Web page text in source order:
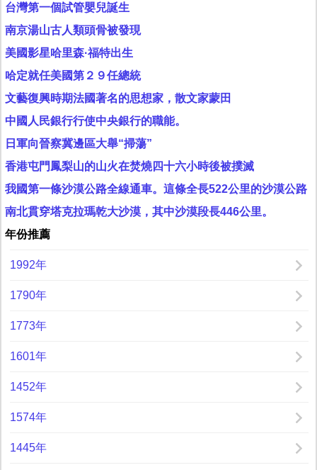
台灣第一個試管嬰兒誕生
南京湯山古人類頭骨被發現
美國影星哈里森·福特出生
哈定就任美國第２９任總統
文藝復興時期法國著名的思想家，散文家蒙田
中國人民銀行行使中央銀行的職能。
日軍向晉察冀邊區大舉“掃蕩”
香港屯門鳳梨山的山火在焚燒四十六小時後被撲滅
我國第一條沙漠公路全線通車。這條全長522公里的沙漠公路
南北貫穿塔克拉瑪乾大沙漠，其中沙漠段長446公里。
年份推薦
1992年
1790年
1773年
1601年
1452年
1574年
1445年